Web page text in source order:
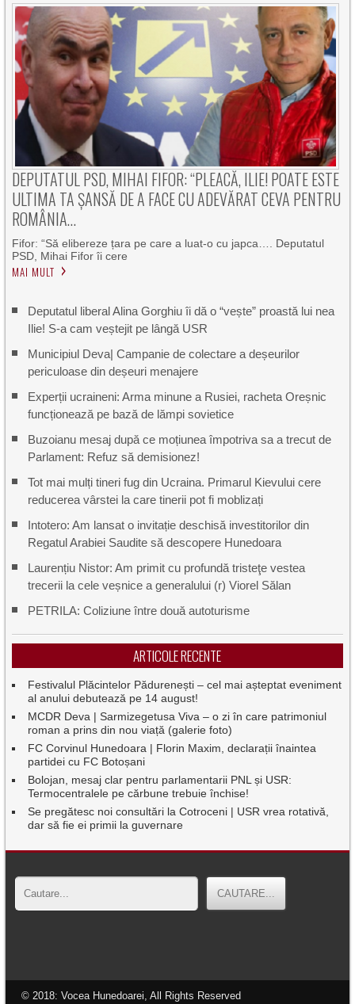
DEPUTATUL PSD, MIHAI FIFOR: “PLEACĂ, ILIE! POATE ESTE
ULTIMA TA ȘANSĂ DE A FACE CU ADEVĂRAT CEVA PENTRU
ROMÂNIA…
Fifor: “Să elibereze țara pe care a luat-o cu japca…. Deputatul
PSD, Mihai Fifor îi cere
MAI MULT
Deputatul liberal Alina Gorghiu îi dă o “vește” proastă lui nea
Ilie! S-a cam veștejit pe lângă USR
Municipiul Deva| Campanie de colectare a deșeurilor
periculoase din deșeuri menajere
Experții ucraineni: Arma minune a Rusiei, racheta Oreșnic
funcționează pe bază de lămpi sovietice
Buzoianu mesaj după ce moțiunea împotriva sa a trecut de
Parlament: Refuz să demisionez!
Tot mai mulți tineri fug din Ucraina. Primarul Kievului cere
reducerea vârstei la care tinerii pot fi moblizați
Intotero: Am lansat o invitație deschisă investitorilor din
Regatul Arabiei Saudite să descopere Hunedoara
Laurențiu Nistor: Am primit cu profundă tristeţe vestea
trecerii la cele veșnice a generalului (r) Viorel Sălan
PETRILA: Coliziune între două autoturisme
ARTICOLE RECENTE
Festivalul Plăcintelor Pădurenești – cel mai așteptat eveniment
al anului debutează pe 14 august!
MCDR Deva | Sarmizegetusa Viva – o zi în care patrimoniul
roman a prins din nou viață (galerie foto)
FC Corvinul Hunedoara | Florin Maxim, declarații înaintea
partidei cu FC Botoșani
Bolojan, mesaj clar pentru parlamentarii PNL și USR:
Termocentralele pe cărbune trebuie închise!
Se pregătesc noi consultări la Cotroceni | USR vrea rotativă,
dar să fie ei primii la guvernare
© 2018: Vocea Hunedoarei, All Rights Reserved